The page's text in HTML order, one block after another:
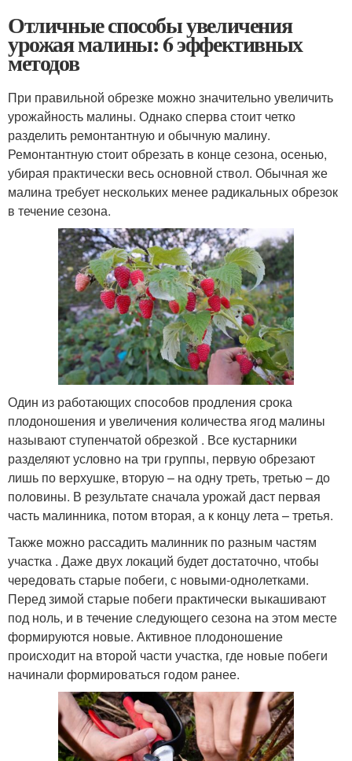
Отличные способы увеличения
урожая малины: 6 эффективных
методов
При правильной обрезке можно значительно увеличить
урожайность малины. Однако сперва стоит четко
разделить ремонтантную и обычную малину.
Ремонтантную стоит обрезать в конце сезона, осенью,
убирая практически весь основной ствол. Обычная же
малина требует нескольких менее радикальных обрезок
в течение сезона.
Один из работающих способов продления срока
плодоношения и увеличения количества ягод малины
называют ступенчатой обрезкой . Все кустарники
разделяют условно на три группы, первую обрезают
лишь по верхушке, вторую – на одну треть, третью – до
половины. В результате сначала урожай даст первая
часть малинника, потом вторая, а к концу лета – третья.
Также можно рассадить малинник по разным частям
участка . Даже двух локаций будет достаточно, чтобы
чередовать старые побеги, с новыми-однолетками.
Перед зимой старые побеги практически выкашивают
под ноль, и в течение следующего сезона на этом месте
формируются новые. Активное плодоношение
происходит на второй части участка, где новые побеги
начинали формироваться годом ранее.